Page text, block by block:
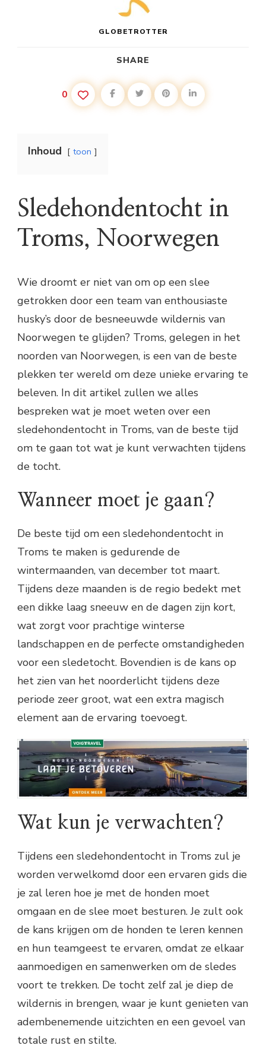
GLOBETROTTER
SHARE
0
Inhoud toon
Sledehondentocht in
Troms, Noorwegen
Wie droomt er niet van om op een slee
getrokken door een team van enthousiaste
husky’s door de besneeuwde wildernis van
Noorwegen te glijden? Troms, gelegen in het
noorden van Noorwegen, is een van de beste
plekken ter wereld om deze unieke ervaring te
beleven. In dit artikel zullen we alles
bespreken wat je moet weten over een
sledehondentocht in Troms, van de beste tijd
om te gaan tot wat je kunt verwachten tijdens
de tocht.
Wanneer moet je gaan?
De beste tijd om een sledehondentocht in
Troms te maken is gedurende de
wintermaanden, van december tot maart.
Tijdens deze maanden is de regio bedekt met
een dikke laag sneeuw en de dagen zijn kort,
wat zorgt voor prachtige winterse
landschappen en de perfecte omstandigheden
voor een sledetocht. Bovendien is de kans op
het zien van het noorderlicht tijdens deze
periode zeer groot, wat een extra magisch
element aan de ervaring toevoegt.
Wat kun je verwachten?
Tijdens een sledehondentocht in Troms zul je
worden verwelkomd door een ervaren gids die
je zal leren hoe je met de honden moet
omgaan en de slee moet besturen. Je zult ook
de kans krijgen om de honden te leren kennen
en hun teamgeest te ervaren, omdat ze elkaar
aanmoedigen en samenwerken om de sledes
voort te trekken. De tocht zelf zal je diep de
wildernis in brengen, waar je kunt genieten van
adembenemende uitzichten en een gevoel van
totale rust en stilte.